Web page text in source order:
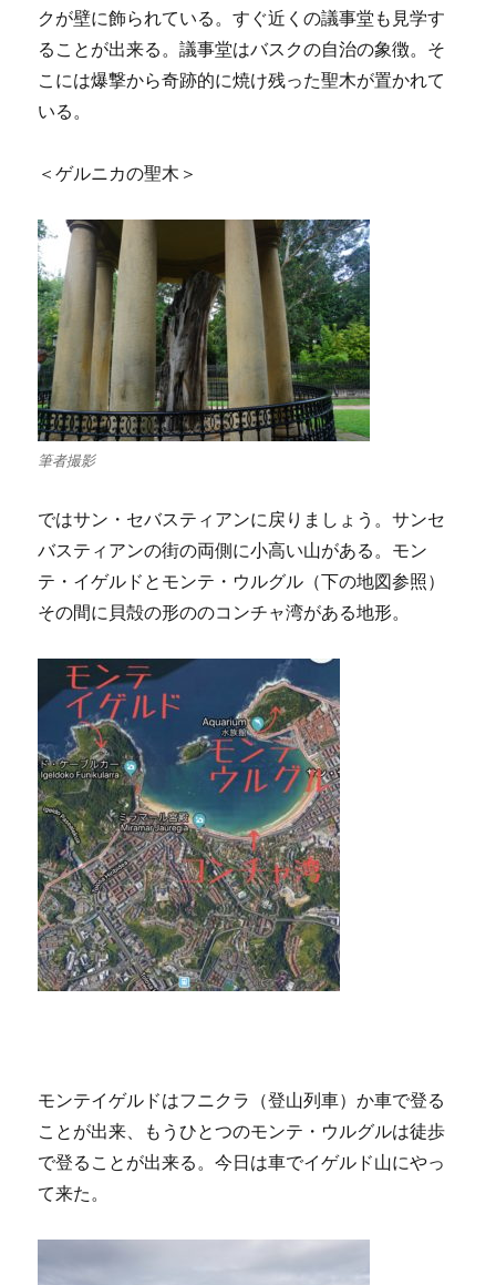
クが壁に飾られている。すぐ近くの議事堂も見学す
ることが出来る。議事堂はバスクの自治の象徴。そ
こには爆撃から奇跡的に焼け残った聖木が置かれて
いる。
＜ゲルニカの聖木＞
筆者撮影
ではサン・セバスティアンに戻りましょう。サンセ
バスティアンの街の両側に小高い山がある。モン
テ・イゲルドとモンテ・ウルグル（下の地図参照）
その間に貝殻の形ののコンチャ湾がある地形。
モンテイゲルドはフニクラ（登山列車）か車で登る
ことが出来、もうひとつのモンテ・ウルグルは徒歩
で登ることが出来る。今日は車でイゲルド山にやっ
て来た。